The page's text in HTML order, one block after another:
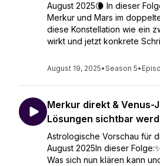
August 2025🌘 In dieser
Merkur und Mars im
diese Konstellation wie ein
wirkt und jetzt konkrete
August 19, 2025•Season 5•
Merkur direkt & Venus-
Lösungen sichtbar
Astrologische Vorschau für
August 2025In dieser
Was sich nun klären kann